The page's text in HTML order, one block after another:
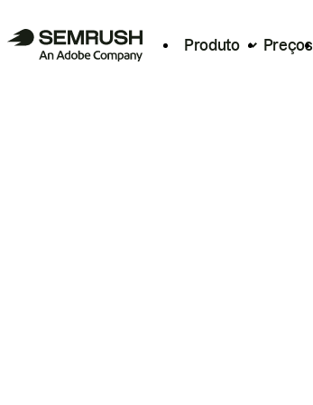
Produto Preços